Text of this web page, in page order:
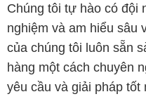
Chúng tôi tự hào có đội
nghiệm và am hiểu sâu
của chúng tôi luôn sẵn
hàng một cách chuyên
yêu cầu và giải pháp tốt